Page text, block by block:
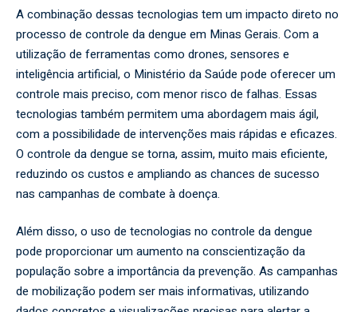
A combinação dessas tecnologias tem um impacto direto no
processo de controle da dengue em Minas Gerais. Com a
utilização de ferramentas como drones, sensores e
inteligência artificial, o Ministério da Saúde pode oferecer um
controle mais preciso, com menor risco de falhas. Essas
tecnologias também permitem uma abordagem mais ágil,
com a possibilidade de intervenções mais rápidas e eficazes.
O controle da dengue se torna, assim, muito mais eficiente,
reduzindo os custos e ampliando as chances de sucesso
nas campanhas de combate à doença.
Além disso, o uso de tecnologias no controle da dengue
pode proporcionar um aumento na conscientização da
população sobre a importância da prevenção. As campanhas
de mobilização podem ser mais informativas, utilizando